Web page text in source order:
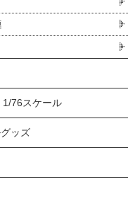
1/76スケール
グッズ